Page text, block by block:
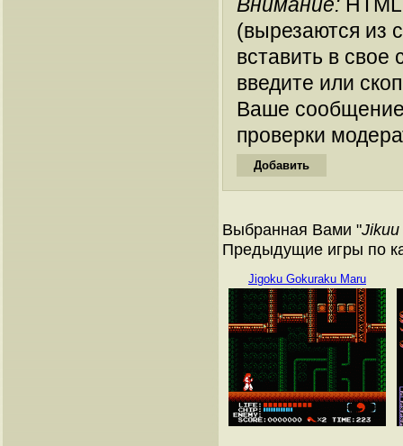
(вырезаются из
вставить в
введите или
Ваше
проверки
Выбранная Вами "
Предыдущие игры по
Jigoku Gokuraku Maru